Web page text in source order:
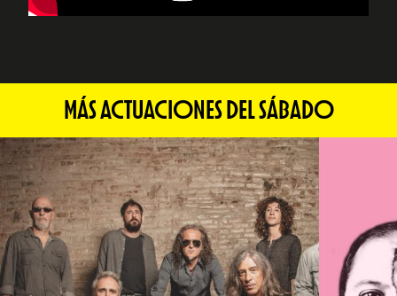
MÁS ACTUACIONES DEL SÁBADO